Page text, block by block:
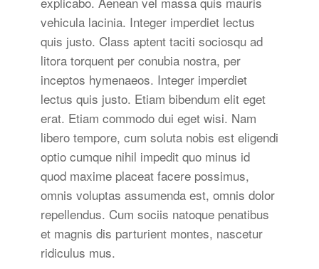
vehicula lacinia. Integer imperdiet lectus
quis justo. Class aptent taciti sociosqu ad
litora torquent per conubia nostra, per
inceptos hymenaeos. Integer imperdiet
lectus quis justo. Etiam bibendum elit eget
erat. Etiam commodo dui eget wisi. Nam
libero tempore, cum soluta nobis est eligendi
optio cumque nihil impedit quo minus id
quod maxime placeat facere possimus,
omnis voluptas assumenda est, omnis dolor
repellendus. Cum sociis natoque penatibus
et magnis dis parturient montes, nascetur
ridiculus mus.